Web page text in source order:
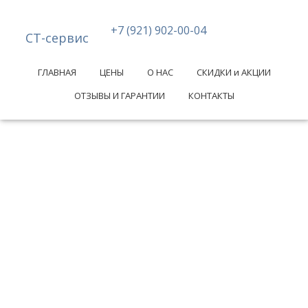
СТ-сервис +7 (921) 902-00-04
ГЛАВНАЯ ЦЕНЫ О НАС
СКИДКИ и АКЦИИ
ОТЗЫВЫ И ГАРАНТИИ
КОНТАКТЫ